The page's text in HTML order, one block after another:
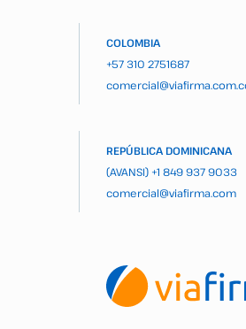
COLOMBIA
+57 310 2751687
REPÚBLICA DOMINICANA
(AVANSI) +1 849 937 9033
comercial@viafirma.com